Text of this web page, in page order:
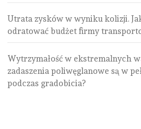
Utrata zysków w wyniku kolizji.
odratować budżet firmy
Wytrzymałość w ekstremalnych
zadaszenia poliwęglanowe są w
podczas gradobicia?